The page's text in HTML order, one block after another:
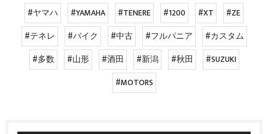
#ヤマハ #YAMAHA #TENERE #1200 #XT
#ZE
#テネレ
#バイク #中古 #フルパニア
#カスタム
#多数
#山形 #酒田 #新潟 #秋田
#SUZUKI
#MOTORS